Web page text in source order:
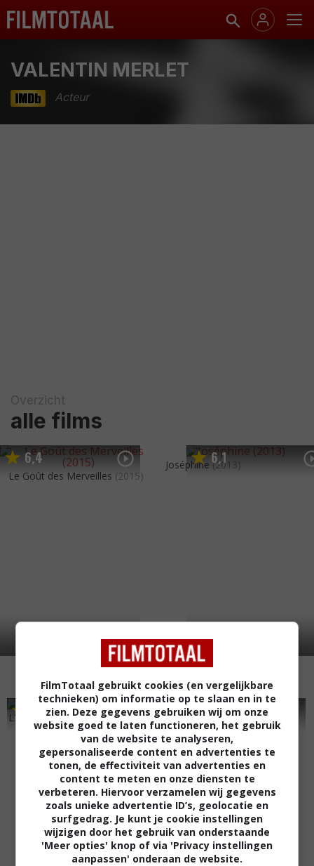
VALENTIN MERLET
Acteur
Overzicht
alle films
6,4
Le Goût des Merveilles (2015)
6,1
Joséphine (2013)
1
L'école du pouvoir (2009) 7,7
FilmTotaal gebruikt cookies (en vergelijkbare
technieken) om informatie op te slaan en in te
zien. Deze gegevens gebruiken wij om onze
website goed te laten functioneren, het gebruik
van de website te analyseren,
gepersonaliseerde content en advertenties te
tonen, de effectiviteit van advertenties en
content te meten en onze diensten te
verbeteren. Hiervoor verzamelen wij gegevens
zoals unieke advertentie ID’s, geolocatie en
surfgedrag. Je kunt je cookie instellingen
wijzigen door het gebruik van onderstaande
'Meer opties' knop of via 'Privacy instellingen
aanpassen' onderaan de website.